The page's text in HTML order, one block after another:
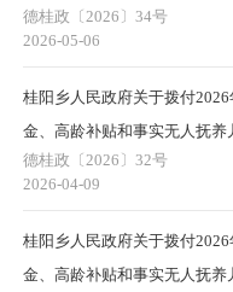
德桂政〔2026〕34号
2026-05-06
桂阳乡人民政府关于拨付
金、高龄补贴和事实无人抚养
德桂政〔2026〕32号
2026-04-09
桂阳乡人民政府关于拨付
金、高龄补贴和事实无人抚养